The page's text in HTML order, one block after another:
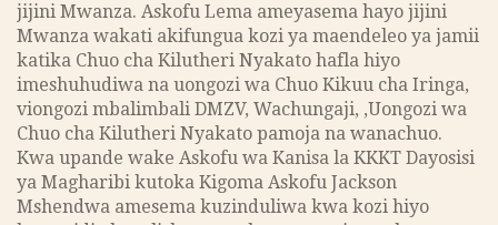
jijini Mwanza. Askofu Lema ameyasema hayo jijini
Mwanza wakati akifungua kozi ya maendeleo ya jamii
katika Chuo cha Kilutheri Nyakato hafla hiyo
imeshuhudiwa na uongozi wa Chuo Kikuu cha Iringa,
viongozi mbalimbali DMZV, Wachungaji, ,Uongozi wa
Chuo cha Kilutheri Nyakato pamoja na wanachuo.
Kwa upande wake Askofu wa Kanisa la KKKT Dayosisi
ya Magharibi kutoka Kigoma Askofu Jackson
Mshendwa amesema kuzinduliwa kwa kozi hiyo